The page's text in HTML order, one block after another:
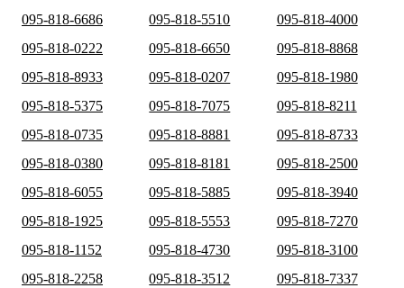
095-818-6686
095-818-5510
095-818-4000
095-818-0222
095-818-6650
095-818-8868
095-818-8933
095-818-0207
095-818-1980
095-818-5375
095-818-7075
095-818-8211
095-818-0735
095-818-8881
095-818-8733
095-818-0380
095-818-8181
095-818-2500
095-818-6055
095-818-5885
095-818-3940
095-818-1925
095-818-5553
095-818-7270
095-818-1152
095-818-4730
095-818-3100
095-818-2258
095-818-3512
095-818-7337